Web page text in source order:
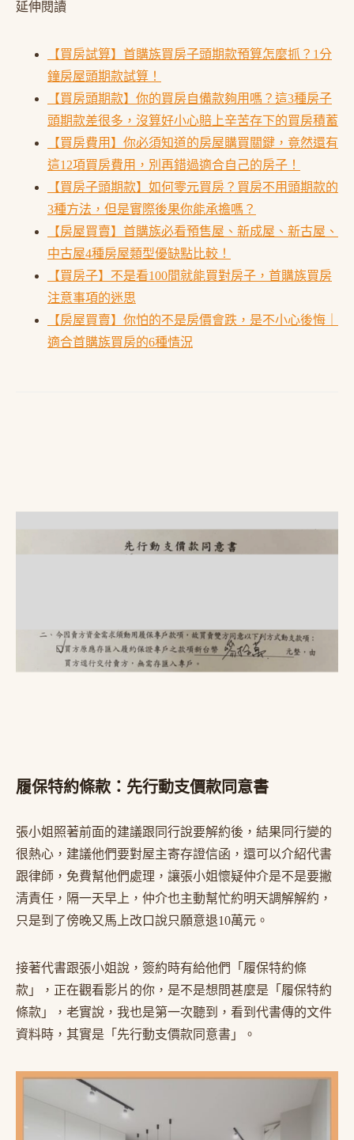
延伸閱讀
【買房試算】首購族買房子頭期款預算怎麼抓？1分
鐘房屋頭期款試算！
【買房頭期款】你的買房自備款夠用嗎？這3種房子
頭期款差很多，沒算好小心賠上辛苦存下的買房積蓄
【買房費用】你必須知道的房屋購買關鍵，竟然還有
這12項買房費用，別再錯過適合自己的房子！
【買房子頭期款】如何零元買房？買房不用頭期款的
3種方法，但是實際後果你能承擔嗎？
【房屋買賣】首購族必看預售屋、新成屋、新古屋、
中古屋4種房屋類型優缺點比較！
【買房子】不是看100間就能買對房子，首購族買房
注意事項的迷思
【房屋買賣】你怕的不是房價會跌，是不小心後悔｜
適合首購族買房的6種情況
履保特約條款：先行動支價款同意書
張小姐照著前面的建議跟同行說要解約後，結果同行變的
很熱心，建議他們要對屋主寄存證信函，還可以介紹代書
跟律師，免費幫他們處理，讓張小姐懷疑仲介是不是要撇
清責任，隔一天早上，仲介也主動幫忙約明天調解解約，
只是到了傍晚又馬上改口說只願意退10萬元。
接著代書跟張小姐說，簽約時有給他們「履保特約條
款」，正在觀看影片的你，是不是想問甚麼是「履保特約
條款」，老實說，我也是第一次聽到，看到代書傳的文件
資料時，其實是「先行動支價款同意書」。